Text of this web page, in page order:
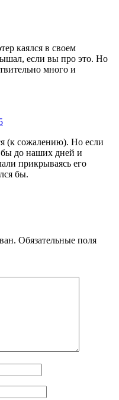
каялся в своем
если вы про это. Но
много и
(к сожалению). Но если
до наших дней и
прикрываясь его
бы.
Обязательные поля